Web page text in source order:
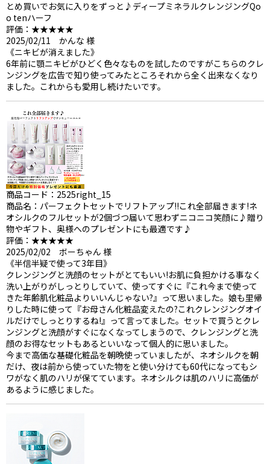
とめ買いでお気に入りをずっと♪ディープミネラルクレンジングQo
o tenハーフ
評価：★★★★★
2025/02/11 かんな 様
《ニキビが消えました》
6年前に顎ニキビがひどく色々なものを試したのですがこちらのクレ
ンジングを広告で知り使ってみたところそれから全く出来なくなり
ました。これからも愛用し続けたいです。
商品コード：2525right_15
商品名：パーフェクトセットでリフトアップ!!これ全部届きます!ネ
オシルクのフルセットが2個づつ届いて思わずニコニコ笑顔に♪贈り
物やギフト、奥様へのプレゼントにも最適です♪
評価：★★★★★
2025/02/02 ボーちゃん 様
《半信半疑で使って3年目》
クレンジングと洗顔のセットがとてもいい!お肌に負担かける事なく
洗い上がりがしっとりしていて、使ってすぐに『これ今まで使って
きた年齢肌化粧品よりいいんじゃない?』って思いました。娘も里帰
りした時に使って『お母さん化粧品変えたの?これクレンジングオイ
ルだけでしっとりするね!』って言ってました。セットで買うとクレ
ンジングと洗顔がすぐになくなってしまうので、クレンジングと洗
顔のお得なセットもあるといいなって個人的に思いました。
今まで高価な基礎化粧品を朝晩使っていましたが、ネオシルクを朝
だけ、夜は前から使っていた物をと使い分けても60代になってもシ
ワがなく肌のハリが保てています。ネオシルクは肌のハリに高価が
あるように感じました。